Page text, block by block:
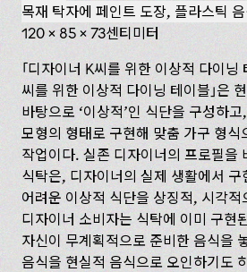
목재 탁자에 페인트 도장, 플라스틱
120 × 85 × 73센티미터
「디자이너 K씨를 위한 이상적 다이닝
씨를 위한 이상적 다이닝 테이블」은
바탕으로 ‘이상적’인 식단을 구성하
모형의 형태로 구현해 맞춤 가구 형식
작업이다. 실존 디자이너의 프로필을
식탁은, 디자이너의 실제 생활에서 구
어려운 이상적 식단을 상징적, 시각
디자이너 소비자는 식탁에 이미 구현
자신이 무계획적으로 준비한 음식을
음식을 현실적 음식으로 오인하기도